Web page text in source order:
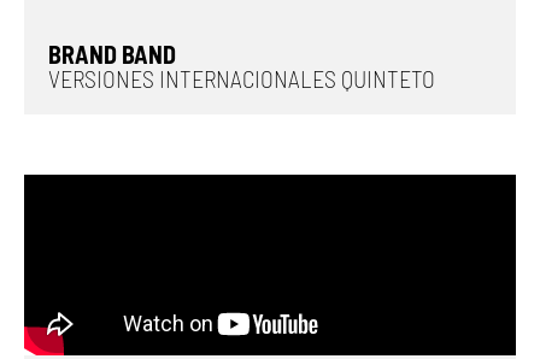
BRAND BAND
VERSIONES INTERNACIONALES QUINTETO